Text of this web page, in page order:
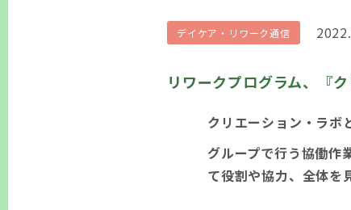
デイケア・リワーク通信
リワークプログラム、『
クリエーション・ラボ
グループで行う協働作
て役割や協力、全体を